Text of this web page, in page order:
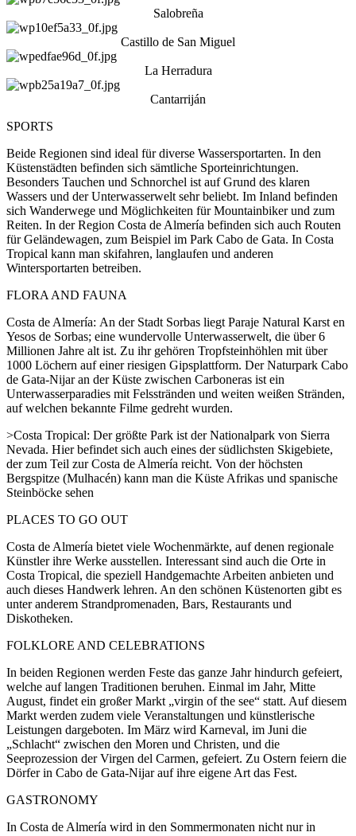
Salobreña
Castillo de San Miguel
La Herradura
Cantarriján
SPORTS
Beide Regionen sind ideal für diverse Wassersportarten. In den
Küstenstädten befinden sich sämtliche Sporteinrichtungen.
Besonders Tauchen und Schnorchel ist auf Grund des klaren
Wassers und der Unterwasserwelt sehr beliebt. Im Inland befinden
sich Wanderwege und Möglichkeiten für Mountainbiker und zum
Reiten. In der Region Costa de Almería befinden sich auch Routen
für Geländewagen, zum Beispiel im Park Cabo de Gata. In Costa
Tropical kann man skifahren, langlaufen und anderen
Wintersportarten betreiben.
FLORA AND FAUNA
Costa de Almería: An der Stadt Sorbas liegt Paraje Natural Karst en
Yesos de Sorbas; eine wundervolle Unterwasserwelt, die über 6
Millionen Jahre alt ist. Zu ihr gehören Tropfsteinhöhlen mit über
1000 Löchern auf einer riesigen Gipsplattform. Der Naturpark Cabo
de Gata-Nijar an der Küste zwischen Carboneras ist ein
Unterwasserparadies mit Felsstränden und weiten weißen Stränden,
auf welchen bekannte Filme gedreht wurden.
>Costa Tropical: Der größte Park ist der Nationalpark von Sierra
Nevada. Hier befindet sich auch eines der südlichsten Skigebiete,
der zum Teil zur Costa de Almería reicht. Von der höchsten
Bergspitze (Mulhacén) kann man die Küste Afrikas und spanische
Steinböcke sehen
PLACES TO GO OUT
Costa de Almería bietet viele Wochenmärkte, auf denen regionale
Künstler ihre Werke ausstellen. Interessant sind auch die Orte in
Costa Tropical, die speziell Handgemachte Arbeiten anbieten und
auch dieses Handwerk lehren. An den schönen Küstenorten gibt es
unter anderem Strandpromenaden, Bars, Restaurants und
Diskotheken.
FOLKLORE AND CELEBRATIONS
In beiden Regionen werden Feste das ganze Jahr hindurch gefeiert,
welche auf langen Traditionen beruhen. Einmal im Jahr, Mitte
August, findet ein großer Markt „virgin of the see“ statt. Auf diesem
Markt werden zudem viele Veranstaltungen und künstlerische
Leistungen dargeboten. Im März wird Karneval, im Juni die
„Schlacht“ zwischen den Moren und Christen, und die
Seeprozession der Virgen del Carmen, gefeiert. Zu Ostern feiern die
Dörfer in Cabo de Gata-Nijar auf ihre eigene Art das Fest.
GASTRONOMY
In Costa de Almería wird in den Sommermonaten nicht nur in